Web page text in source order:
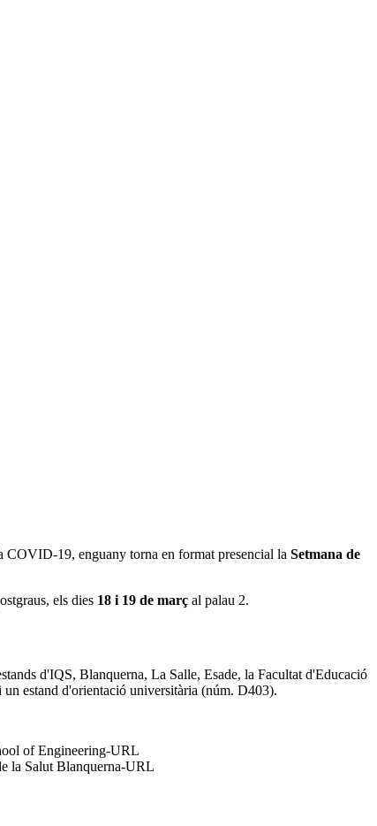
COVID-19, enguany torna en format presencial la Setmana de
els dies 18 i 19 de març al palau 2.
d'IQS, Blanquerna, La Salle, Esade, la Facultat d'Educació
estand d'orientació universitària (núm. D403).
of Engineering-URL
la Salut Blanquerna-URL